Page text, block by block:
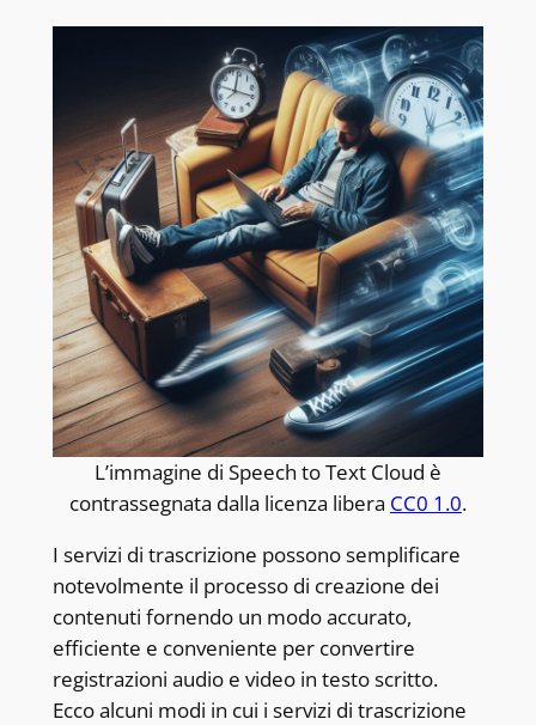
L’immagine di Speech to Text Cloud è
contrassegnata dalla licenza libera CC0 1.0.
I servizi di trascrizione possono semplificare
notevolmente il processo di creazione dei
contenuti fornendo un modo accurato,
efficiente e conveniente per convertire
registrazioni audio e video in testo scritto.
Ecco alcuni modi in cui i servizi di trascrizione